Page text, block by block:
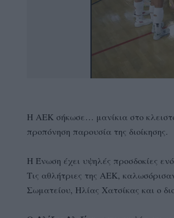
Η ΑΕΚ σήκωσε… μανίκια στο
προπόνηση παρουσία της διοίκησης.
Η Ένωση έχει υψηλές προσδοκίες
Τις αθλήτριες της ΑΕΚ,
Σωματείου, Ηλίας Χατσίκας και ο